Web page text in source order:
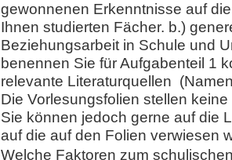
gewonnenen Erkenntnisse auf
Ihnen studierten Fächer. b.)
Beziehungsarbeit in Schule und
benennen Sie für Aufgabenteil 1
relevante Literaturquellen
Die Vorlesungsfolien stellen
Sie können jedoch gerne auf die
auf die auf den Folien verwiesen
Welche Faktoren zum